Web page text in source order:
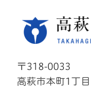
〒318-0033
高萩市本町1丁